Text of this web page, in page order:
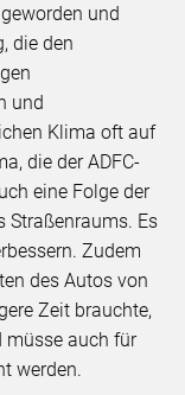
und
die den
und
Klima oft auf
die der ADFC-
eine Folge der
Straßenraums. Es
Zudem
des Autos von
Zeit brauchte,
müsse auch für
werden.